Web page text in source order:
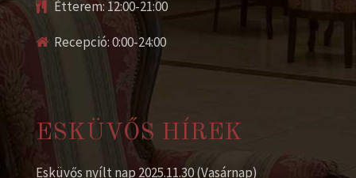
Étterem: 12:00-21:00
Recepció: 0:00-24:00
ESKÜVŐS HÍREK
Esküvős nyílt nap 2025.11.30 (Vasárnap)